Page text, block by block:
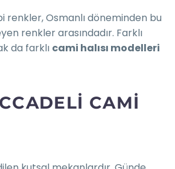
renkler, Osmanlı döneminden bu
renkler arasındadır. Farklı
da farklı cami halısı modelleri
CAMI